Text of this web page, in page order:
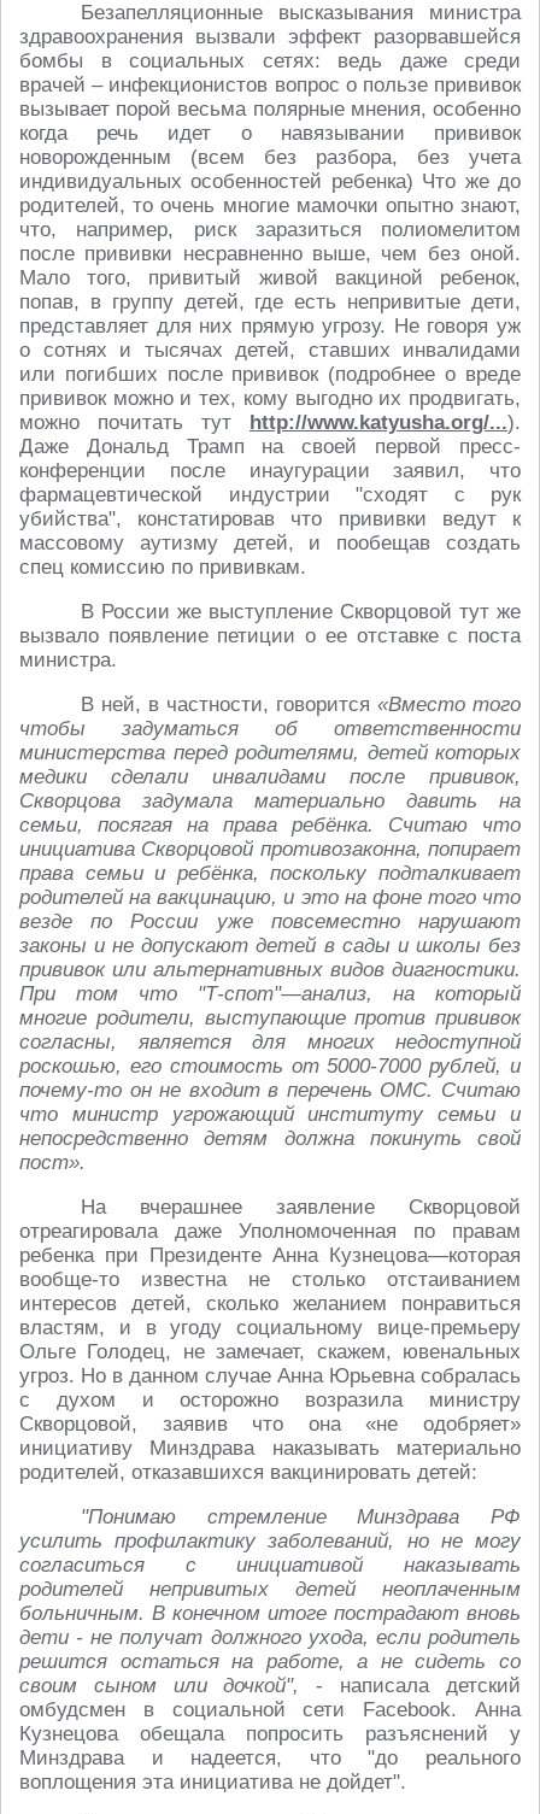
Безапелляционные высказывания министра
здравоохранения вызвали эффект разорвавшейся
бомбы в социальных сетях: ведь даже среди
врачей – инфекционистов вопрос о пользе прививок
вызывает порой весьма полярные мнения, особенно
когда речь идет о навязывании прививок
новорожденным (всем без разбора, без учета
индивидуальных особенностей ребенка) Что же до
родителей, то очень многие мамочки опытно знают,
что, например, риск заразиться полиомелитом
после прививки несравненно выше, чем без оной.
Мало того, привитый живой вакциной ребенок,
попав, в группу детей, где есть непривитые дети,
представляет для них прямую угрозу. Не говоря уж
о сотнях и тысячах детей, ставших инвалидами
или погибших после прививок (подробнее о вреде
прививок можно и тех, кому выгодно их продвигать,
можно почитать тут http://www.katyusha.org/...).
Даже Дональд Трамп на своей первой пресс-
конференции после инаугурации заявил, что
фармацевтической индустрии "сходят с рук
убийства", констатировав что прививки ведут к
массовому аутизму детей, и пообещав создать
спец комиссию по прививкам.
В России же выступление Скворцовой тут же
вызвало появление петиции о ее отставке с поста
министра.
В ней, в частности, говорится «Вместо того
чтобы задуматься об ответственности
министерства перед родителями, детей которых
медики сделали инвалидами после прививок,
Скворцова задумала материально давить на
семьи, посягая на права ребёнка. Считаю что
инициатива Скворцовой противозаконна, попирает
права семьи и ребёнка, поскольку подталкивает
родителей на вакцинацию, и это на фоне того что
везде по России уже повсеместно нарушают
законы и не допускают детей в сады и школы без
прививок или альтернативных видов диагностики.
При том что "Т-спот"—анализ, на который
многие родители, выступающие против прививок
согласны, является для многих недоступной
роскошью, его стоимость от 5000-7000 рублей, и
почему-то он не входит в перечень ОМС. Считаю
что министр угрожающий институту семьи и
непосредственно детям должна покинуть свой
пост».
На вчерашнее заявление Скворцовой
отреагировала даже Уполномоченная по правам
ребенка при Президенте Анна Кузнецова—которая
вообще-то известна не столько отстаиванием
интересов детей, сколько желанием понравиться
властям, и в угоду социальному вице-премьеру
Ольге Голодец, не замечает, скажем, ювенальных
угроз. Но в данном случае Анна Юрьевна собралась
с духом и осторожно возразила министру
Скворцовой, заявив что она «не одобряет»
инициативу Минздрава наказывать материально
родителей, отказавшихся вакцинировать детей:
"Понимаю стремление Минздрава РФ
усилить профилактику заболеваний, но не могу
согласиться с инициативой наказывать
родителей непривитых детей неоплаченным
больничным. В конечном итоге пострадают вновь
дети - не получат должного ухода, если родитель
решится остаться на работе, а не сидеть со
своим сыном или дочкой",
- написала детский
омбудсмен в социальной сети Facebook. Анна
Кузнецова обещала попросить разъяснений у
Минздрава и надеется, что "до реального
воплощения эта инициатива не дойдет".